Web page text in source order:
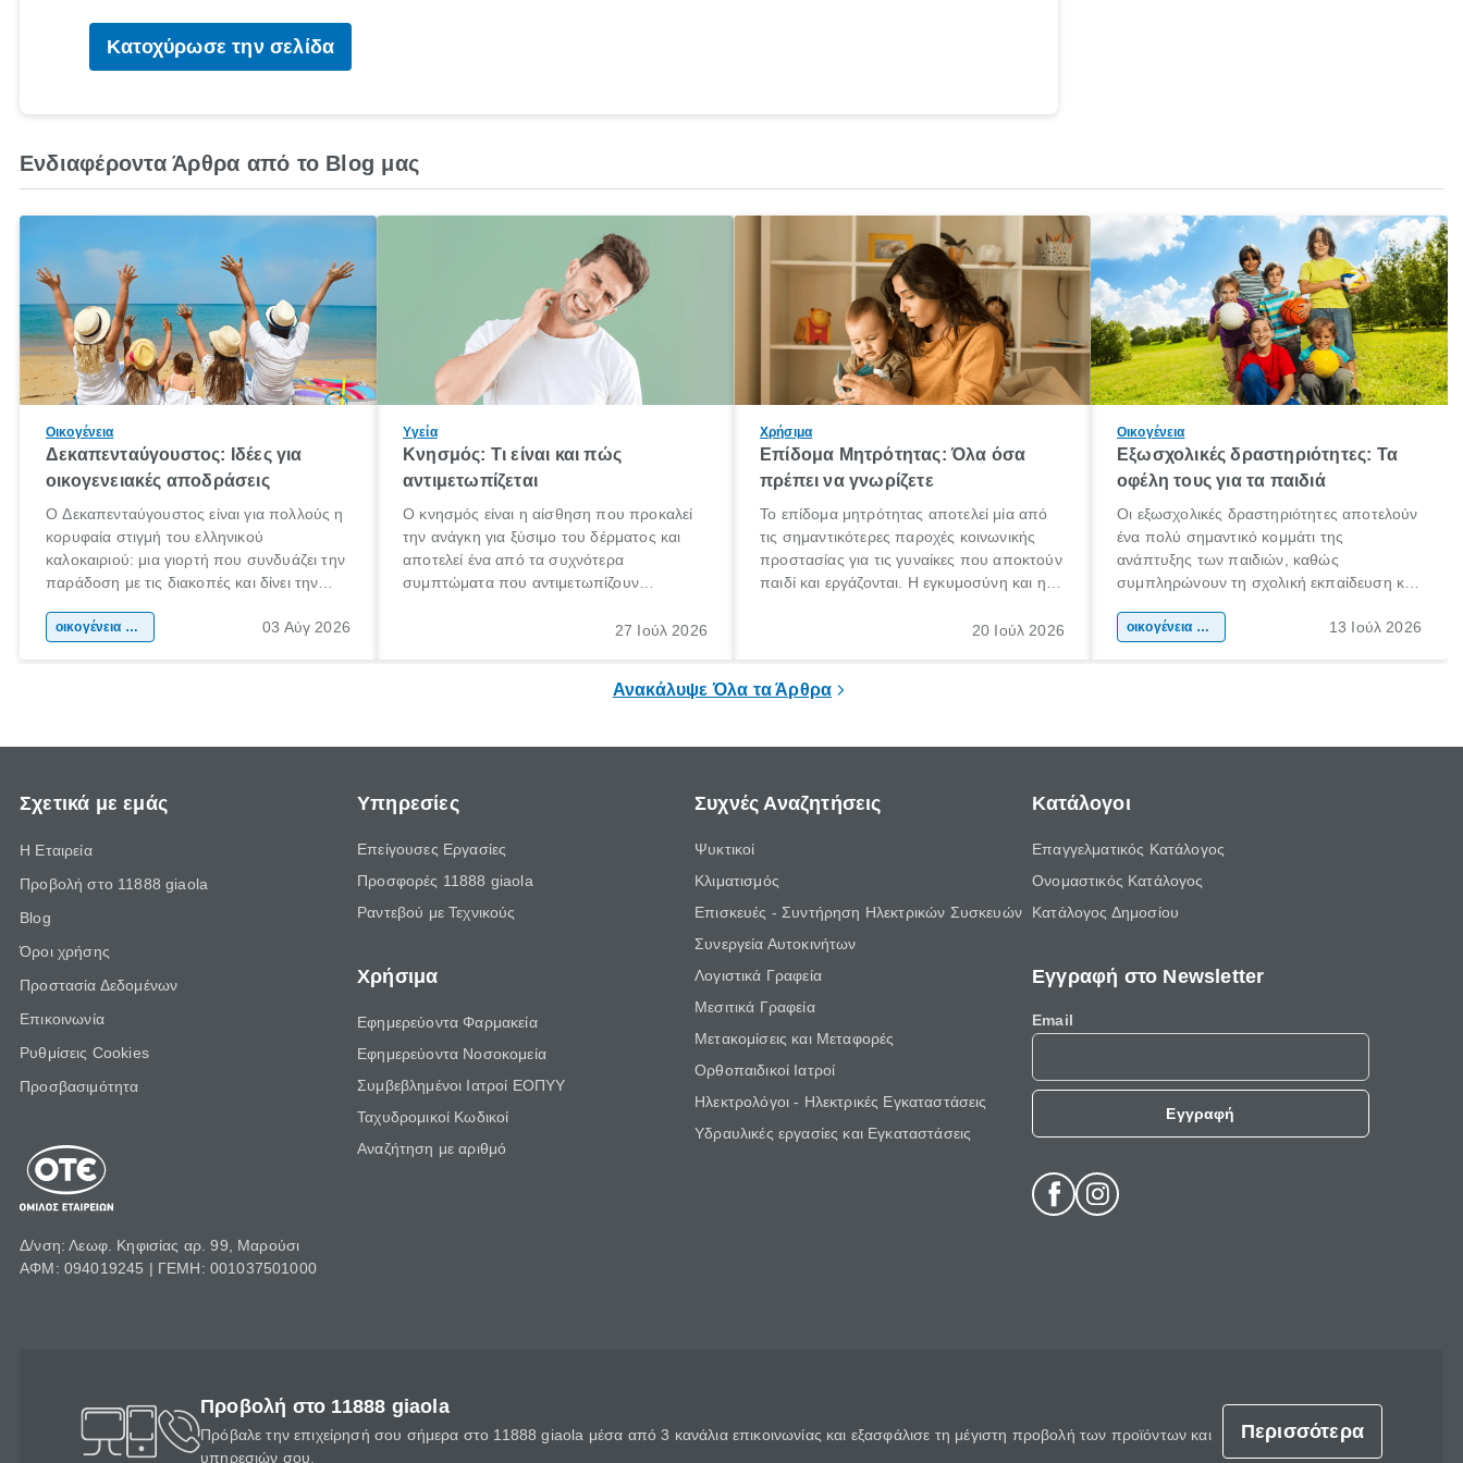
Κατοχύρωσε την σελίδα
Ενδιαφέροντα Άρθρα από το Blog μας
Οικογένεια
Δεκαπενταύγουστος: Ιδέες για
οικογενειακές αποδράσεις
Ο Δεκαπενταύγουστος είναι για πολλούς η
κορυφαία στιγμή του ελληνικού
καλοκαιριού: μια γιορτή που συνδυάζει την
παράδοση με τις διακοπές και δίνει την
χώρας. Είτε πρόκειται για λίγες μέρες
οικογένεια & παιδί 03 Αύγ 2026
Υγεία
Κνησμός: Τι είναι και πώς
αντιμετωπίζεται
Ο κνησμός είναι η αίσθηση που προκαλεί
την ανάγκη για ξύσιμο του δέρματος και
αποτελεί ένα από τα συχνότερα
συμπτώματα που αντιμετωπίζουν
πληροφορίες για το «κνησμός τι είναι»,
27 Ιούλ 2026
Χρήσιμα
Επίδομα Μητρότητας: Όλα όσα
πρέπει να γνωρίζετε
Το επίδομα μητρότητας αποτελεί μία από
τις σημαντικότερες παροχές κοινωνικής
προστασίας για τις γυναίκες που αποκτούν
παιδί και εργάζονται. Η εγκυμοσύνη και η
σημαντική περίοδος στη ζωή κάθε20 Ιούλ 2026
Οικογένεια
Εξωσχολικές δραστηριότητες: Τα
οφέλη τους για τα παιδιά
Οι εξωσχολικές δραστηριότητες αποτελούν
ένα πολύ σημαντικό κομμάτι της
ανάπτυξης των παιδιών, καθώς
συμπληρώνουν τη σχολική εκπαίδευση και
της προσωπικότητας, της κοινωνικότητας
οικογένεια & παιδί 13 Ιούλ 2026
Ανακάλυψε Όλα τα Άρθρα
Σχετικά με εμάς
Η Εταιρεία
Προβολή στο 11888 giaola
Blog
Όροι χρήσης
Προστασία Δεδομένων
Επικοινωνία
Ρυθμίσεις Cookies
Προσβασιμότητα
Δ/νση: Λεωφ. Κηφισίας αρ. 99, Μαρούσι
ΑΦΜ: 094019245 | ΓΕΜΗ: 001037501000
Υπηρεσίες
Επείγουσες Εργασίες
Προσφορές 11888 giaola
Ραντεβού με Τεχνικούς
Χρήσιμα
Εφημερεύοντα Φαρμακεία
Εφημερεύοντα Νοσοκομεία
Συμβεβλημένοι Ιατροί ΕΟΠΥΥ
Ταχυδρομικοί Κωδικοί
Αναζήτηση με αριθμό
Συχνές Αναζητήσεις
Ψυκτικοί
Κλιματισμός
Επισκευές - Συντήρηση Ηλεκτρικών Συσκευών
Συνεργεία Αυτοκινήτων
Λογιστικά Γραφεία
Μεσιτικά Γραφεία
Μετακομίσεις και Μεταφορές
Ορθοπαιδικοί Ιατροί
Ηλεκτρολόγοι - Ηλεκτρικές Εγκαταστάσεις
Υδραυλικές εργασίες και Εγκαταστάσεις
Κατάλογοι
Επαγγελματικός Κατάλογος
Ονομαστικός Κατάλογος
Κατάλογος Δημοσίου
Εγγραφή στο Newsletter
Email
Εγγραφή
Προβολή στο 11888 giaola
Πρόβαλε την επιχείρησή σου σήμερα στο 11888 giaola μέσα από 3 κανάλια επικοινωνίας και εξασφάλισε τη μέγιστη προβολή των προϊόντων και
υπηρεσιών σου.
Περισσότερα